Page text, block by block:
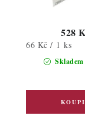
Skladem
528
Měrná
66 Kč / 1 ks